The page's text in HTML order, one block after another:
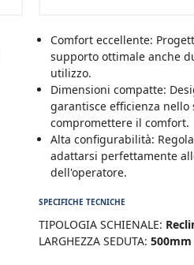
Comfort eccellente:
supporto ottimale anche
utilizzo.
Dimensioni compatte:
garantisce efficienza nello
compromettere il comfort.
Alta configurabilità:
adattarsi perfettamente
dell'operatore.
SPECIFICHE TECNICHE
TIPOLOGIA SCHIENALE:
LARGHEZZA SEDUTA: 500mm